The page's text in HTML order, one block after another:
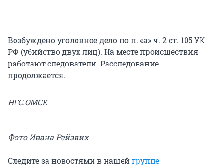
Возбуждено уголовное дело по п. «а» ч. 2 ст. 105 УК
РФ (убийство двух лиц). На месте происшествия
работают следователи. Расследование
продолжается.
НГС.ОМСК
Фото Ивана Рейзвих
Следите за новостями в нашейгруппе